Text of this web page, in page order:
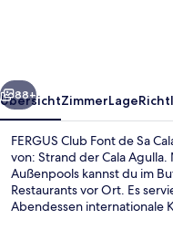
Beach
Weiter
88+
ÜbersichtZimmerLage
FERGUS Club Font de Sa
von: Strand der Cala
Außenpools kannst du im
Restaurants vor Ort. Es
Abendessen internationale